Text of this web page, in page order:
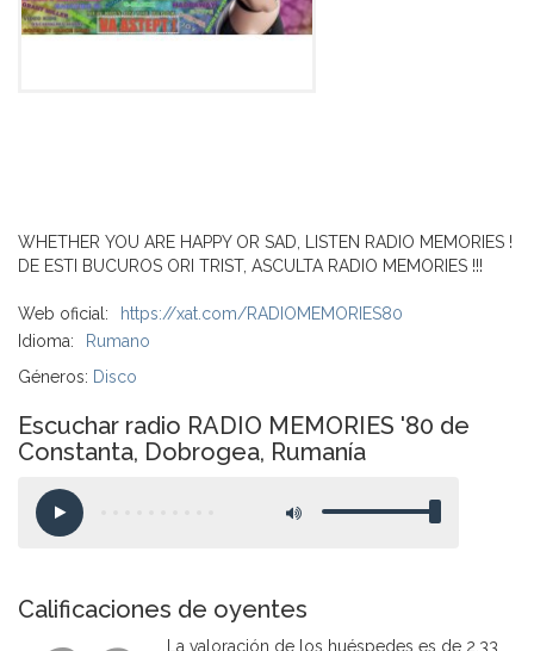
WHETHER YOU ARE HAPPY OR SAD, LISTEN RADIO MEMORIES !
DE ESTI BUCUROS ORI TRIST, ASCULTA RADIO MEMORIES !!!
Web oficial:
https://xat.com/RADIOMEMORIES80
Idioma:
Rumano
Géneros: Disco
Escuchar radio RADIO MEMORIES '80 de
Constanta, Dobrogea, Rumanía
Calificaciones de oyentes
La valoración de los huéspedes es de 2.33